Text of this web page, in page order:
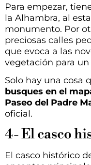
Para empezar,
la Alhambra, al
monumento. Por
preciosas calles
que evoca a las
vegetación para
Solo hay una cosa
busques en el
Paseo del Padre
oficial.
4- El casco
El casco histórico